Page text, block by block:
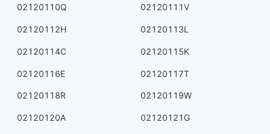
02120110Q 02120111V
02120112H 02120113L
02120114C 02120115K
02120116E 02120117T
02120118R 02120119W
02120120A 02120121G